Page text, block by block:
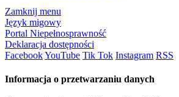
Zamknij menu
Język migowy
Portal Niepełnosprawność
Deklaracja dostępności
FacebookYouTube Tik Tok Instagram RSS
Informacja o przetwarzaniu danych